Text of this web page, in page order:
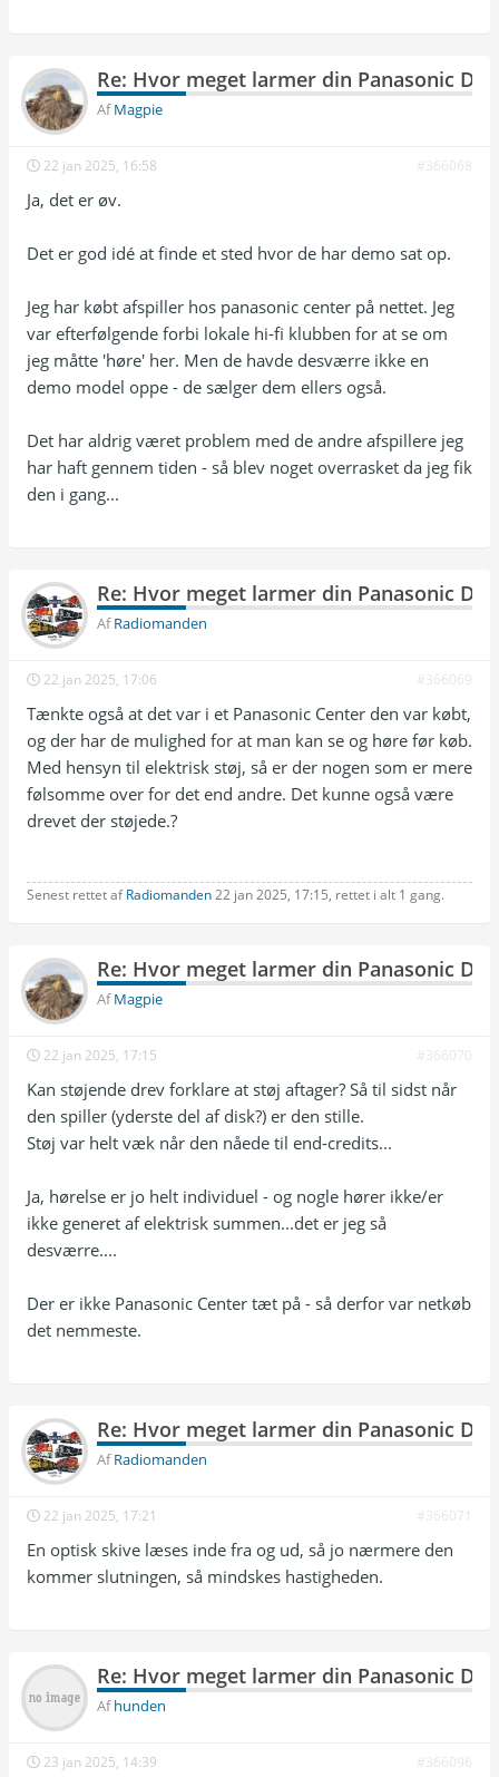
Re: Hvor meget larmer din Panasonic DP-
AfMagpie
22 jan 2025, 16:58 #366068
Ja, det er øv.
Det er god idé at finde et sted hvor de har demo sat op.
Jeg har købt afspiller hos panasonic center på nettet. Jeg
var efterfølgende forbi lokale hi-fi klubben for at se om
jeg måtte 'høre' her. Men de havde desværre ikke en
demo model oppe - de sælger dem ellers også.
Det har aldrig været problem med de andre afspillere jeg
har haft gennem tiden - så blev noget overrasket da jeg fik
den i gang...
Re: Hvor meget larmer din Panasonic DP-
AfRadiomanden
22 jan 2025, 17:06 #366069
Tænkte også at det var i et Panasonic Center den var købt,
og der har de mulighed for at man kan se og høre før køb.
Med hensyn til elektrisk støj, så er der nogen som er mere
følsomme over for det end andre. Det kunne også være
drevet der støjede.?
Senest rettet afRadiomanden22 jan 2025, 17:15, rettet i alt 1 gang.
Re: Hvor meget larmer din Panasonic DP-
AfMagpie
22 jan 2025, 17:15 #366070
Kan støjende drev forklare at støj aftager? Så til sidst når
den spiller (yderste del af disk?) er den stille.
Støj var helt væk når den nåede til end-credits...
Ja, hørelse er jo helt individuel - og nogle hører ikke/er
ikke generet af elektrisk summen...det er jeg så
desværre....
Der er ikke Panasonic Center tæt på - så derfor var netkøb
det nemmeste.
Re: Hvor meget larmer din Panasonic DP-
AfRadiomanden
22 jan 2025, 17:21 #366071
En optisk skive læses inde fra og ud, så jo nærmere den
kommer slutningen, så mindskes hastigheden.
Re: Hvor meget larmer din Panasonic DP-
Afhunden
23 jan 2025, 14:39 #366096